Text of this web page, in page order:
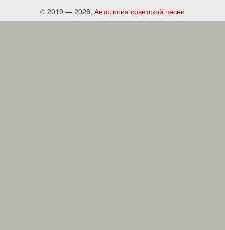
© 2019 — 2026, Антология советской песни